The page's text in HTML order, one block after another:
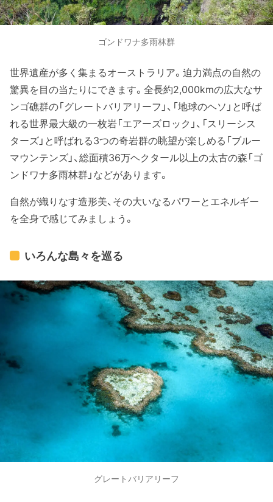
ゴンドワナ多雨林群
世界遺産が多く集まるオーストラリア。迫力満点の自然の
驚異を目の当たりにできます。全長約2,000kmの広大なサ
ンゴ礁群の「グレートバリアリーフ」、「地球のヘソ」と呼ば
れる世界最大級の一枚岩「エアーズロック」、「スリーシス
ターズ」と呼ばれる3つの奇岩群の眺望が楽しめる「ブルー
マウンテンズ」、総面積36万ヘクタール以上の太古の森「ゴ
ンドワナ多雨林群」などがあります。
自然が織りなす造形美、その大いなるパワーとエネルギー
を全身で感じてみましょう。
いろんな島々を巡る
グレートバリアリーフ